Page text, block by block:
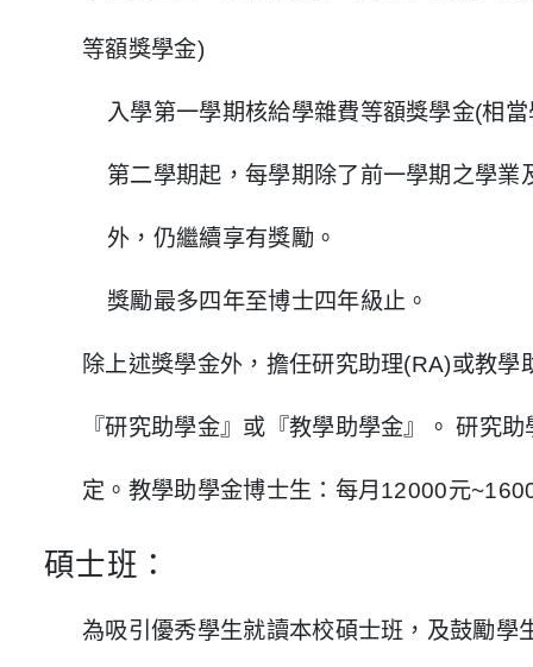
等額獎學金)
入學第一學期核給學雜費等額獎學金(相
第二學期起，每學期除了前一學期之學業
外，仍繼續享有獎勵。
獎勵最多四年至博士四年級止。
除上述獎學金外，擔任研究助理(RA)或教學
『研究助學金』或『教學助學金』。 研究
定。教學助學金博士生：每月12000元
碩士班：
為吸引優秀學生就讀本校碩士班，及鼓勵學